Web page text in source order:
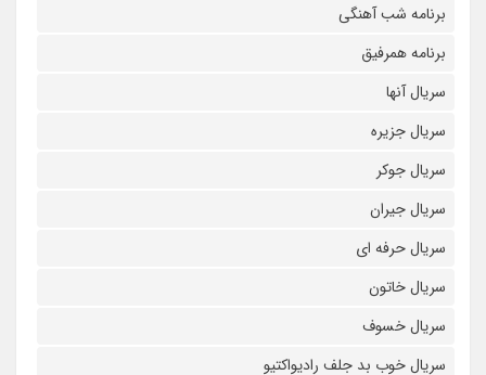
برنامه شب آهنگی
برنامه همرفیق
سریال آنها
سریال جزیره
سریال جوکر
سریال جیران
سریال حرفه ای
سریال خاتون
سریال خسوف
سریال خوب بد جلف رادیواکتیو